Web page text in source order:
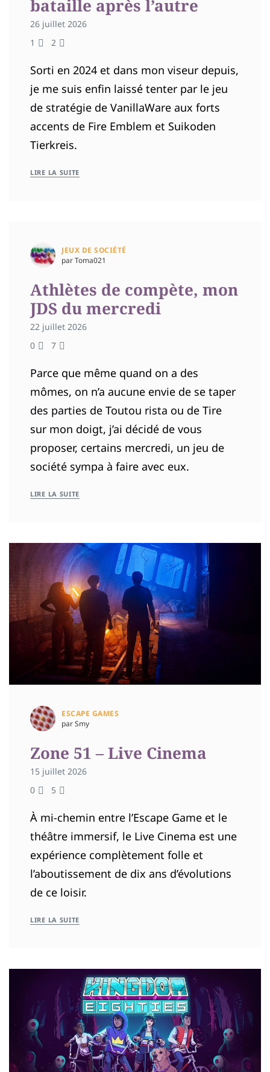
bataille après l’autre
26 juillet 2026
1
2
Sorti en 2024 et dans mon viseur depuis,
je me suis enfin laissé tenter par le jeu
de stratégie de VanillaWare aux forts
accents de Fire Emblem et Suikoden
Tierkreis.
LIRE LA SUITE
JEUX DE SOCIÉTÉ
par Toma021
Athlètes de compète, mon
JDS du mercredi
22 juillet 2026
0
7
Parce que même quand on a des
mômes, on n’a aucune envie de se taper
des parties de Toutou rista ou de Tire
sur mon doigt, j’ai décidé de vous
proposer, certains mercredi, un jeu de
société sympa à faire avec eux.
LIRE LA SUITE
ESCAPE GAMES
par Smy
Zone 51 – Live Cinema
15 juillet 2026
0
5
À mi-chemin entre l’Escape Game et le
théâtre immersif, le Live Cinema est une
expérience complètement folle et
l’aboutissement de dix ans d’évolutions
de ce loisir.
LIRE LA SUITE